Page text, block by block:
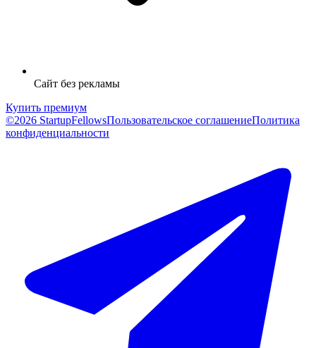
Сайт без рекламы
Купить премиум
©2026 StartupFellowsПользовательское соглашениеПолитика
конфиденциальности